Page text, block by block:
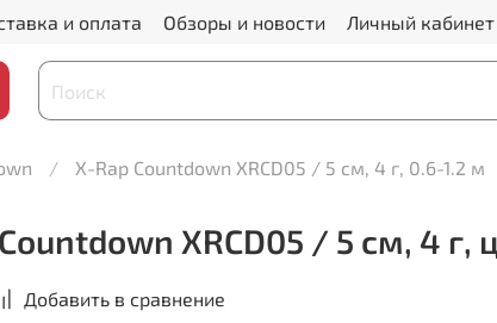
и оплата Обзоры и новости Личный кабинет
X-Rap Countdown XRCD05 / 5 см, 4 г, 0.6-1.2 м
XRCD05 / 5 см, 4 г,
Добавить в сравнение